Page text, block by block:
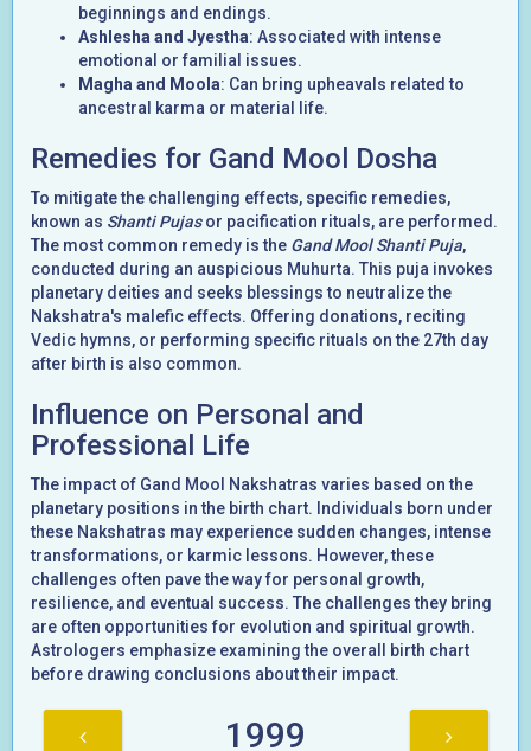
beginnings and endings.
Ashlesha and Jyestha: Associated with intense
emotional or familial issues.
Magha and Moola: Can bring upheavals related to
ancestral karma or material life.
Remedies for Gand Mool Dosha
To mitigate the challenging effects, specific remedies,
known as Shanti Pujasor pacification rituals, are performed.
The most common remedy is the Gand Mool Shanti Puja,
conducted during an auspicious Muhurta. This puja invokes
planetary deities and seeks blessings to neutralize the
Nakshatra's malefic effects. Offering donations, reciting
Vedic hymns, or performing specific rituals on the 27th day
after birth is also common.
Influence on Personal and
Professional Life
The impact of Gand Mool Nakshatras varies based on the
planetary positions in the birth chart. Individuals born under
these Nakshatras may experience sudden changes, intense
transformations, or karmic lessons. However, these
challenges often pave the way for personal growth,
resilience, and eventual success. The challenges they bring
are often opportunities for evolution and spiritual growth.
Astrologers emphasize examining the overall birth chart
before drawing conclusions about their impact.
1999